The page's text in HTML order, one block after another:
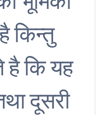
किन्तु
है कि यह
दूसरी